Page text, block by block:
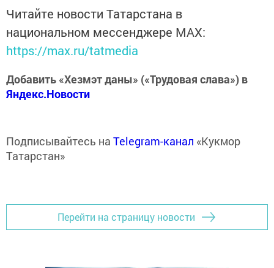
Читайте новости Татарстана в
национальном мессенджере MАХ:
https://max.ru/tatmedia
Добавить «Хезмэт даны» («Трудовая слава») в
Яндекс.Новости
Подписывайтесь на Telegram-канал «Кукмор
Татарстан»
Перейти на страницу новости